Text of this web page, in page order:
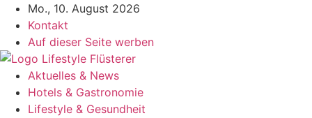
Zum
Inhalt
springen
Mo., 10. August 2026
Kontakt
Auf dieser Seite werben
Aktuelles & News
Hotels & Gastronomie
Lifestyle & Gesundheit